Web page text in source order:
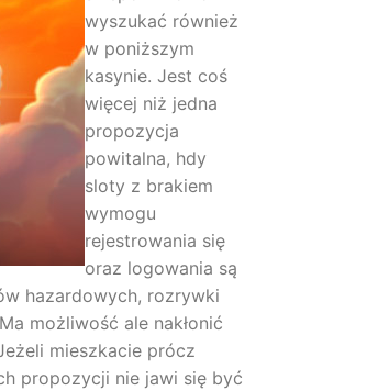
wyszukać również
w poniższym
kasynie. Jest coś
więcej niż jedna
propozycja
powitalna, hdy
sloty z brakiem
wymogu
rejestrowania się
oraz logowania są
hazardowych, rozrywki
możliwość ale nakłonić
mieszkacie prócz
propozycji nie jawi się być